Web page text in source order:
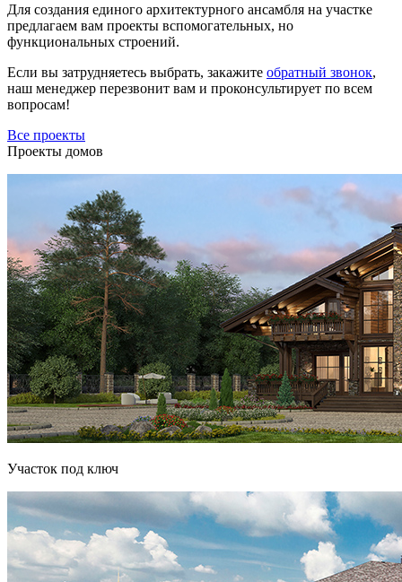
Для создания единого архитектурного ансамбля на участке
предлагаем вам проекты вспомогательных, но
функциональных строений.
Если вы затрудняетесь выбрать, закажите обратный звонок,
наш менеджер перезвонит вам и проконсультирует по всем
вопросам!
Все проекты
Проекты домов
Участок под ключ